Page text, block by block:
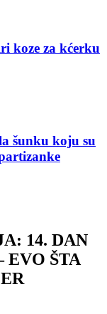
koze za kćerku
šunku koju su
14. DAN
EVO ŠTA